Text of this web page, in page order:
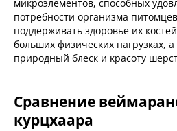
микроэлементов, способных
потребности организма
поддерживать здоровье их
больших физических нагрузках,
природный блеск и красоту
Сравнение
курцхаара